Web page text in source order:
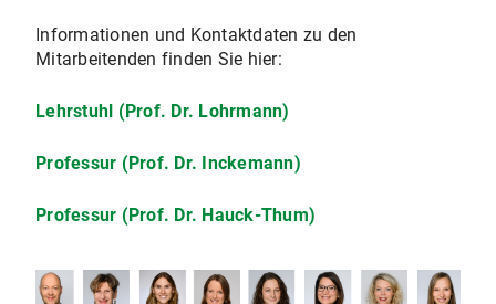
Informationen und Kontaktdaten zu den
Mitarbeitenden finden Sie hier:
Lehrstuhl (Prof. Dr. Lohrmann)
Professur (Prof. Dr. Inckemann)
Professur (Prof. Dr. Hauck-Thum)